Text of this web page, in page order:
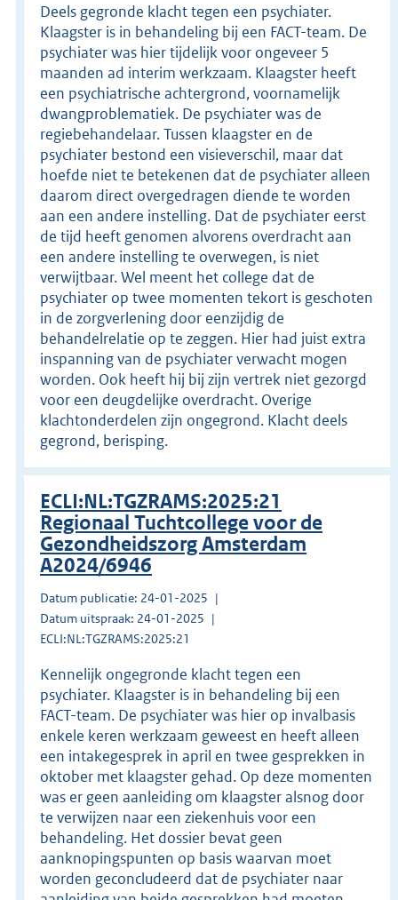
Deels gegronde klacht tegen een psychiater.
Klaagster is in behandeling bij een FACT-team. De
psychiater was hier tijdelijk voor ongeveer 5
maanden ad interim werkzaam. Klaagster heeft
een psychiatrische achtergrond, voornamelijk
dwangproblematiek. De psychiater was de
regiebehandelaar. Tussen klaagster en de
psychiater bestond een visieverschil, maar dat
hoefde niet te betekenen dat de psychiater alleen
daarom direct overgedragen diende te worden
aan een andere instelling. Dat de psychiater eerst
de tijd heeft genomen alvorens overdracht aan
een andere instelling te overwegen, is niet
verwijtbaar. Wel meent het college dat de
psychiater op twee momenten tekort is geschoten
in de zorgverlening door eenzijdig de
behandelrelatie op te zeggen. Hier had juist extra
inspanning van de psychiater verwacht mogen
worden. Ook heeft hij bij zijn vertrek niet gezorgd
voor een deugdelijke overdracht. Overige
klachtonderdelen zijn ongegrond. Klacht deels
gegrond, berisping.
ECLI:NL:TGZRAMS:2025:21
Regionaal Tuchtcollege voor de
Gezondheidszorg Amsterdam
A2024/6946
Datum publicatie: 24-01-2025
Datum uitspraak: 24-01-2025
ECLI:NL:TGZRAMS:2025:21
Kennelijk ongegronde klacht tegen een
psychiater. Klaagster is in behandeling bij een
FACT-team. De psychiater was hier op invalbasis
enkele keren werkzaam geweest en heeft alleen
een intakegesprek in april en twee gesprekken in
oktober met klaagster gehad. Op deze momenten
was er geen aanleiding om klaagster alsnog door
te verwijzen naar een ziekenhuis voor een
behandeling. Het dossier bevat geen
aanknopingspunten op basis waarvan moet
worden geconcludeerd dat de psychiater naar